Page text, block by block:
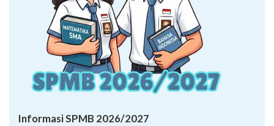
Informasi SPMB 2026/2027